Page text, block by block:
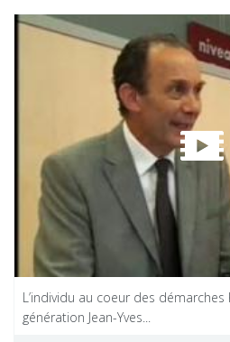
L’individu au coeur des
génération Jean-Yves...